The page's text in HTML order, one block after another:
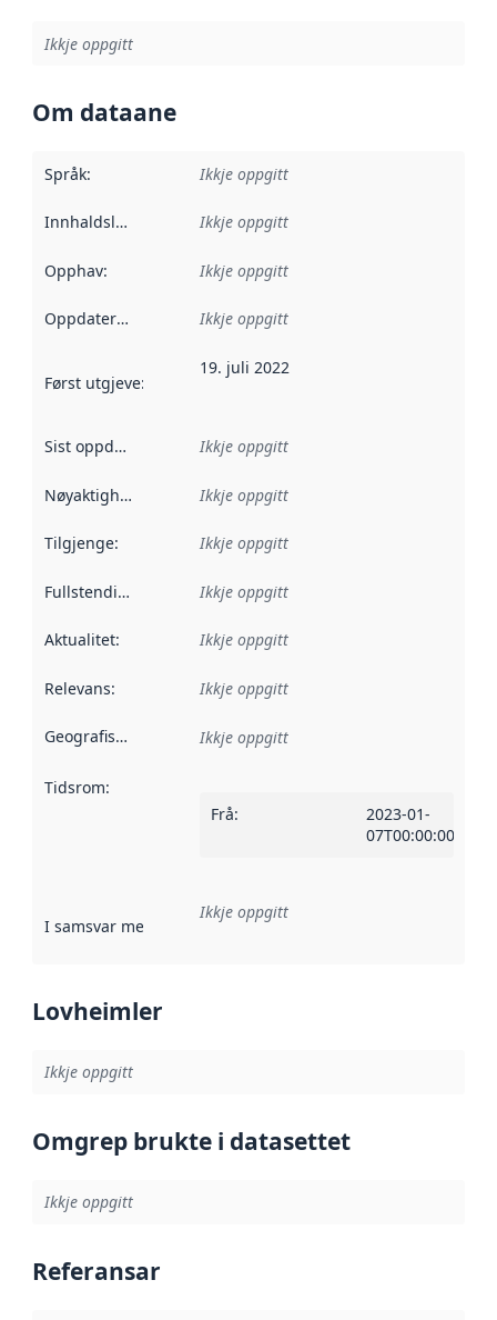
Ikkje oppgitt
Om dataane
Språk: Ikkje oppgitt
Innhaldsleverandørar :
Ikkje oppgitt
Opphav: Ikkje oppgitt
Oppdateringsfrekvens :
Ikkje oppgitt
Først utgjeve: Denne datoen seier når dataa i dette
19. juli 2022
Sist oppdatert Ikkje oppgitt
Nøyaktigheit Ikkje oppgitt
Tilgjenge: Ikkje oppgitt
Fullstendigheit Ikkje oppgitt
Aktualitet: Ikkje oppgitt
Relevans: Ikkje oppgitt
Geografisk område Ikkje oppgitt
Tidsrom:
Frå:
2023-01-
07T00:00:00Z
I samsvar med Referanse til ei implementeringsregel eller
Ikkje oppgitt
Lovheimler
Ikkje oppgitt
Omgrep brukte i datasettet
Ikkje oppgitt
Referansar